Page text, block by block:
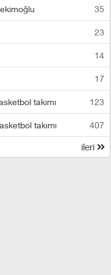
35
23
14
17
takımı 123
takımı 407
ileri